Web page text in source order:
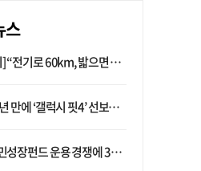
스
60km, 밟으면 462마력”…볼보 XC60 T8의 두 얼굴
럭시 핏4’ 선보이나…웨어러블 생태계 확장 ‘시동’
용 경쟁에 33개사 몰렸다…신한·하나 등 새 얼굴 대거 합류